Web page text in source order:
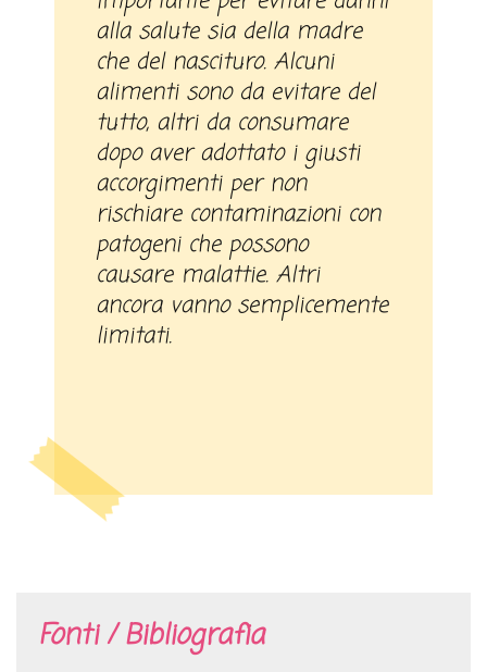
alla salute sia della madre
che del nascituro. Alcuni
alimenti sono da evitare del
tutto, altri da consumare
dopo aver adottato i giusti
accorgimenti per non
rischiare contaminazioni con
patogeni che possono
causare malattie. Altri
ancora vanno semplicemente
limitati.
Fonti / Bibliografia